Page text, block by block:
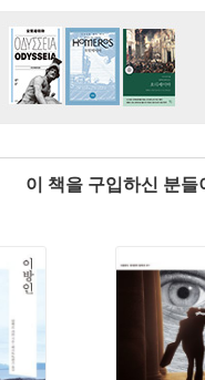
이 책을 구입하신 분